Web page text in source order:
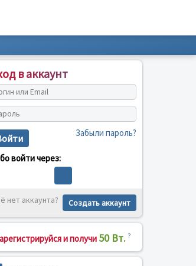
в аккаунт
Забыли пароль?
войти через:
нет аккаунта? Создать аккаунт
и получи 50 Вт. ?